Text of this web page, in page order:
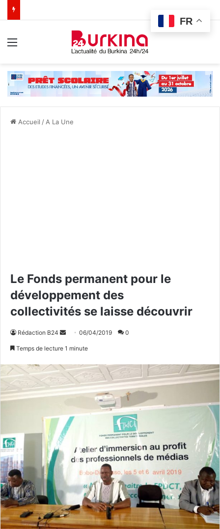
Accueil / A La Une
Le Fonds permanent pour le
développement des
collectivités se laisse découvrir
Rédaction B24
o
y
e
u
n
r
e
l
06/04/2019 0
Temps de lecture 1 minute
FR